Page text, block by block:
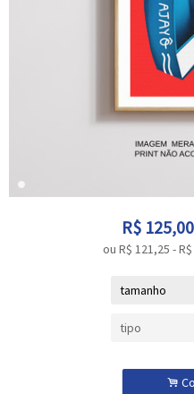
R$ 125,00
ou R$ 121,25 -R$
.